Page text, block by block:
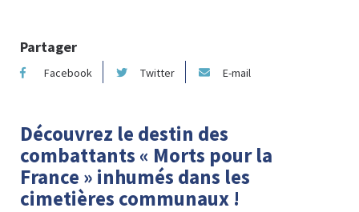
Partager
Facebook Twitter E-mail
Découvrez le destin des
combattants « Morts pour la
France » inhumés dans les
cimetières communaux !